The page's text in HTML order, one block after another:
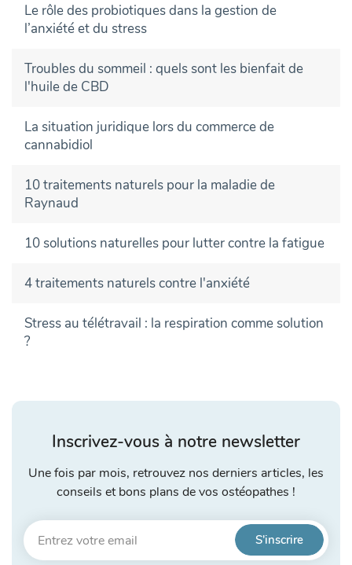
Le rôle des probiotiques dans la gestion de
l’anxiété et du stress
Troubles du sommeil : quels sont les bienfait de
l'huile de CBD
La situation juridique lors du commerce de
cannabidiol
10 traitements naturels pour la maladie de
Raynaud
10 solutions naturelles pour lutter contre la fatigue
4 traitements naturels contre l'anxiété
Stress au télétravail : la respiration comme solution
?
Inscrivez-vous à notre newsletter
Une fois par mois, retrouvez nos derniers articles, les
conseils et bons plans de vos ostéopathes !